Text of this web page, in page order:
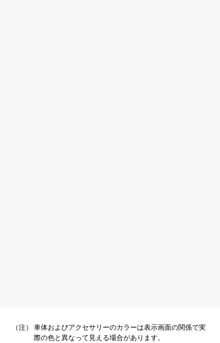
（注）
車体およびアクセサリーのカラーは表示画面の関係で実
際の色と異なって見える場合があります。